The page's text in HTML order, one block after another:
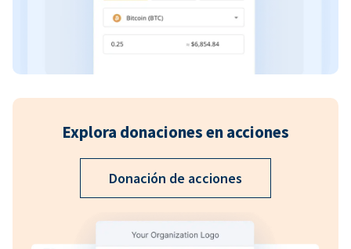
Explora donaciones en acciones
Donación de acciones